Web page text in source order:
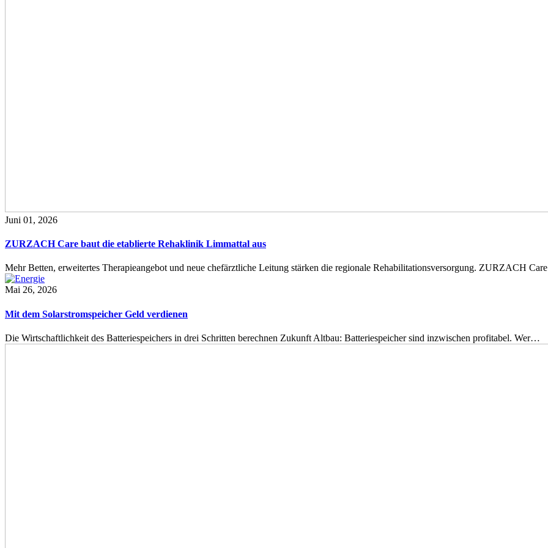
Juni 01, 2026
ZURZACH Care baut die etablierte Rehaklinik Limmattal aus
Mehr Betten, erweitertes Therapieangebot und neue chefärztliche Leitung stärken die regionale Rehabilitationsversorgung. ZURZACH
Mai 26, 2026
Mit dem Solarstromspeicher Geld verdienen
Die Wirtschaftlichkeit des Batteriespeichers in drei Schritten berechnen Zukunft Altbau: Batteriespeicher sind inzwischen profitabel. Wer…